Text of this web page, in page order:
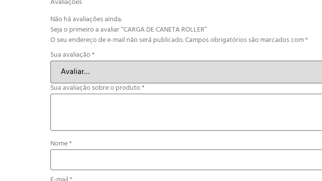
Não há avaliações ainda.
Seja o primeiro a avaliar “CARGA DE CANETA ROLLER”
O seu endereço de e-mail não será publicado.Campos obrigatórios são marcados com*
Sua avaliação*
Sua avaliação sobre o produto*
Nome*